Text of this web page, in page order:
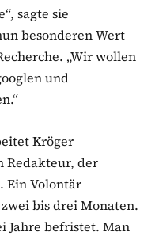
sagte sie
besonderen Wert
„Wir wollen
und
Kröger
Redakteur, der
Ein Volontär
bis drei Monaten.
Jahre befristet. Man